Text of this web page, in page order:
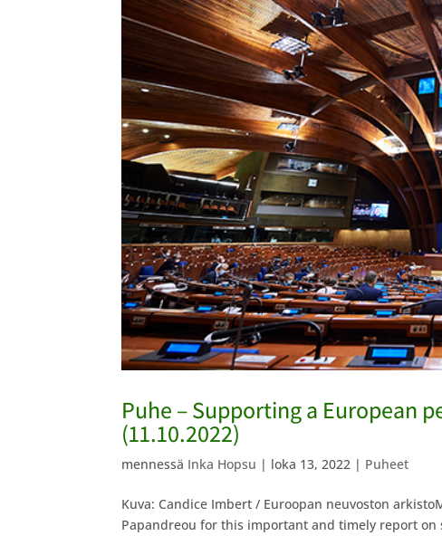
Puhe – Supporting a European
(11.10.2022)
mennessä Inka Hopsu | loka 13, 2022 | Puheet
​Kuva: ​Candice Imbert / Euroopan neuvoston
Papandreou for this important and timely report